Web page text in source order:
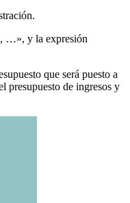
…», y la expresión
que será puesto a
presupuesto de ingresos y